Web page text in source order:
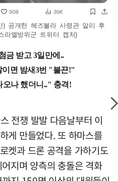
) 공개한 헤즈볼라 사령관 알리 후
라엘방위군 트위터 캡처)
전쟁 발발 다음날부터 이
게 만들었다. 또 하마스를
켓과 드론 공격을 가하기도
지며 양측의 충돌은 격화